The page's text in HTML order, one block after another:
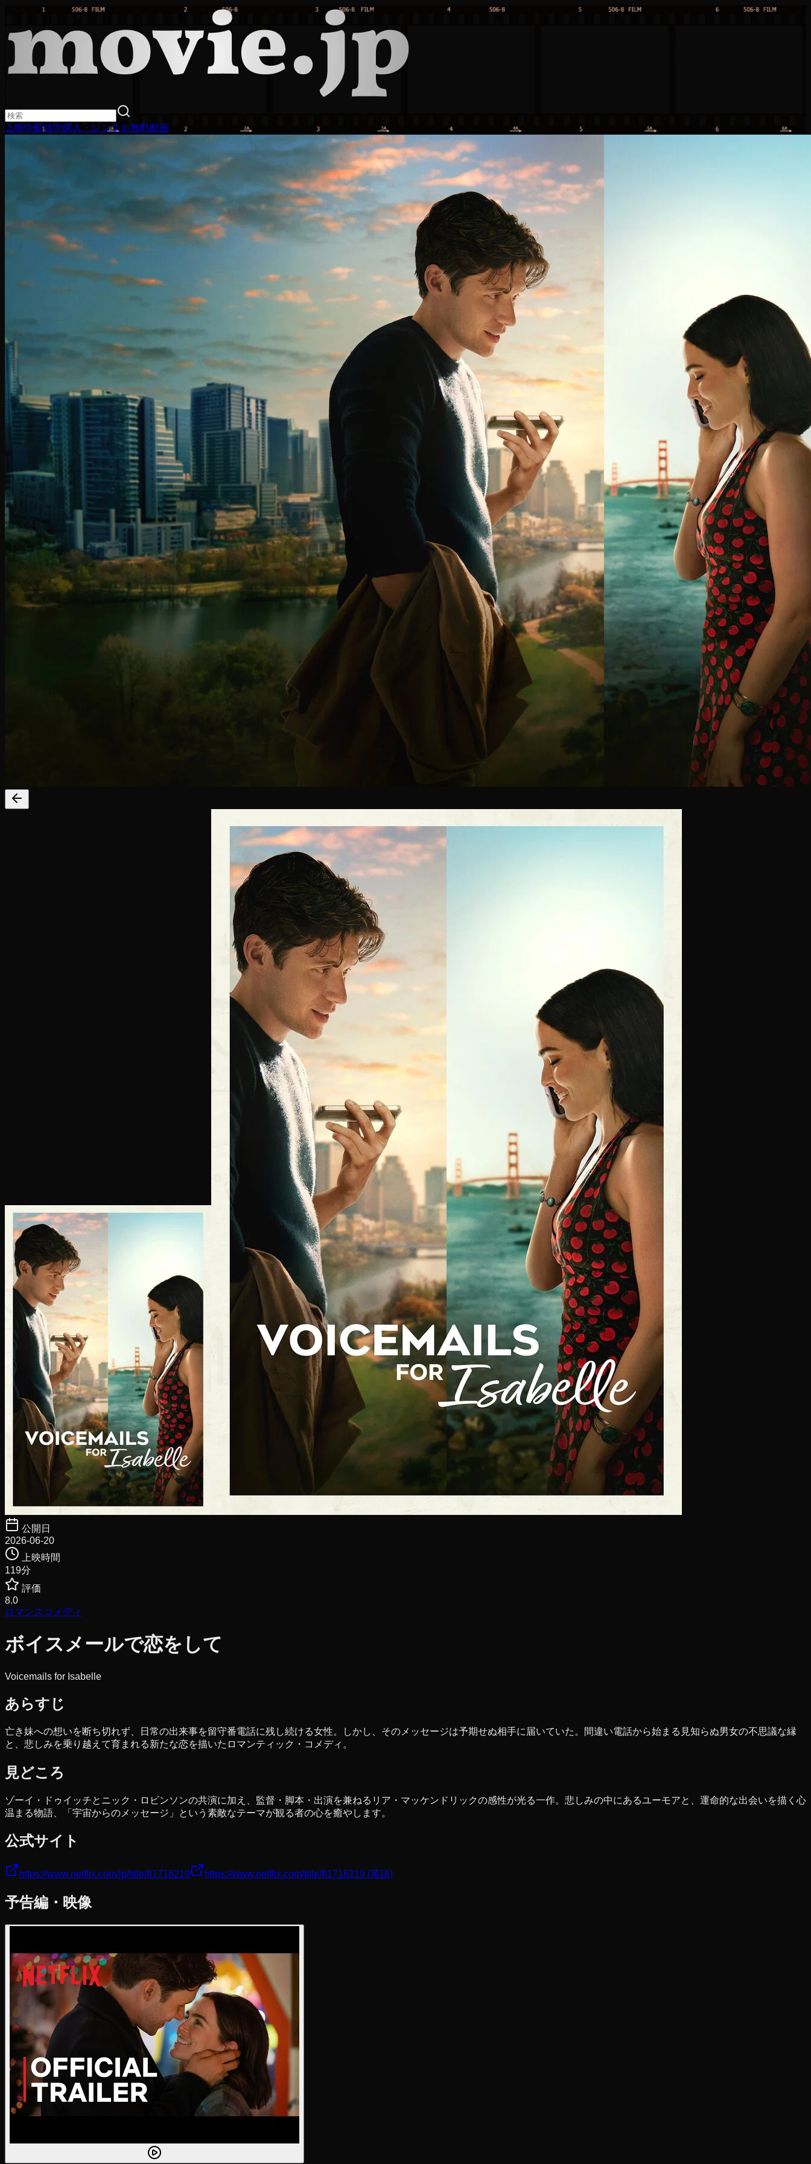
上映中配信中購入・レンタル無料動画
公開日
2026-06-20
上映時間
119分
評価
8.0
ロマンス コメディ
ボイスメールで恋をして
Voicemails for Isabelle
あらすじ
亡き妹への想いを断ち切れず、日常の出来事を留守番電話に残し続ける女性。しかし、そのメッセージは予期せぬ相手に届いていた。間違い電話から始まる見知らぬ男女の不思議な縁
と、悲しみを乗り越えて育まれる新たな恋を描いたロマンティック・コメディ。
見どころ
ゾーイ・ドゥイッチとニック・ロビンソンの共演に加え、監督・脚本・出演を兼ねるリア・マッケンドリックの感性が光る一作。悲しみの中にあるユーモアと、運命的な出会いを描く心
温まる物語、「宇宙からのメッセージ」という素敵なテーマが観る者の心を癒やします。
公式サイト
https://www.netflix.com/jp/title/81716219 https://www.netflix.com/title/81716219 (英語)
予告編・映像